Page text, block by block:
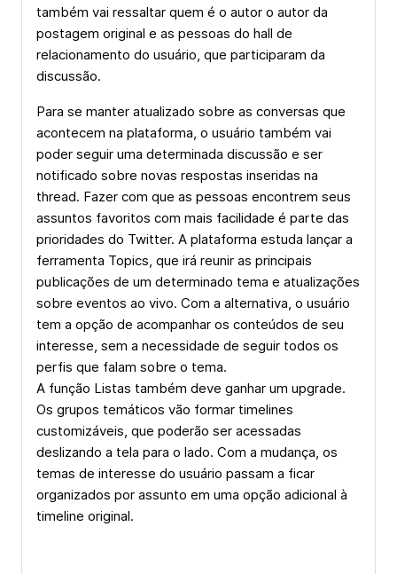
também vai ressaltar quem é o autor o autor da
postagem original e as pessoas do hall de
relacionamento do usuário, que participaram da
discussão.
Para se manter atualizado sobre as conversas que
acontecem na plataforma, o usuário também vai
poder seguir uma determinada discussão e ser
notificado sobre novas respostas inseridas na
thread. Fazer com que as pessoas encontrem seus
assuntos favoritos com mais facilidade é parte das
prioridades do Twitter. A plataforma estuda lançar a
ferramenta Topics, que irá reunir as principais
publicações de um determinado tema e atualizações
sobre eventos ao vivo. Com a alternativa, o usuário
tem a opção de acompanhar os conteúdos de seu
interesse, sem a necessidade de seguir todos os
perfis que falam sobre o tema.
A função Listas também deve ganhar um upgrade.
Os grupos temáticos vão formar timelines
customizáveis, que poderão ser acessadas
deslizando a tela para o lado. Com a mudança, os
temas de interesse do usuário passam a ficar
organizados por assunto em uma opção adicional à
timeline original.